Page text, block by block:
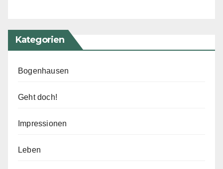
Kategorien
Bogenhausen
Geht doch!
Impressionen
Leben